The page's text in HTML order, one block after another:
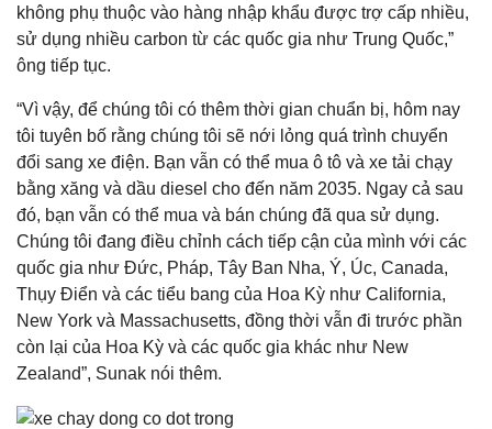
không phụ thuộc vào hàng nhập khẩu được trợ cấp nhiều,
sử dụng nhiều carbon từ các quốc gia như Trung Quốc,”
ông tiếp tục.
“Vì vậy, để chúng tôi có thêm thời gian chuẩn bị, hôm nay
tôi tuyên bố rằng chúng tôi sẽ nới lỏng quá trình chuyển
đổi sang xe điện. Bạn vẫn có thể mua ô tô và xe tải chạy
bằng xăng và dầu diesel cho đến năm 2035. Ngay cả sau
đó, bạn vẫn có thể mua và bán chúng đã qua sử dụng.
Chúng tôi đang điều chỉnh cách tiếp cận của mình với các
quốc gia như Đức, Pháp, Tây Ban Nha, Ý, Úc, Canada,
Thụy Điển và các tiểu bang của Hoa Kỳ như California,
New York và Massachusetts, đồng thời vẫn đi trước phần
còn lại của Hoa Kỳ và các quốc gia khác như New
Zealand”, Sunak nói thêm.